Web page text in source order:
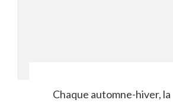
Chaque automne-hiver, la